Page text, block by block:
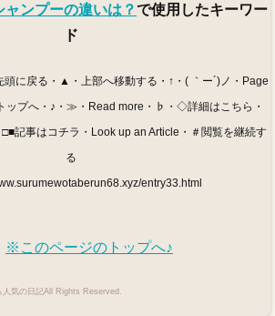
ンプーの違いは？で使用したキーワー
ド
に戻る・▲・上部へ移動する・↑・( ｀ー´)ノ・Page
ップへ・♪・≫・Read more・♭・◇詳細はこちら・
記事はコチラ・Look up an Article・＃閲覧を継続す
る
entry33.html
※このページのトップへ♪
気の日記All Rights Reserved.